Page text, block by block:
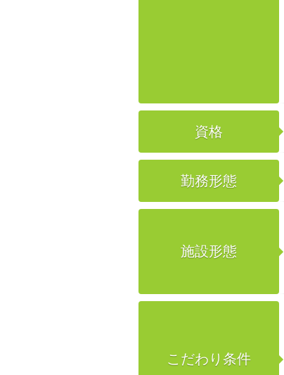
資格
勤務形態
施設形態
こだわり条件